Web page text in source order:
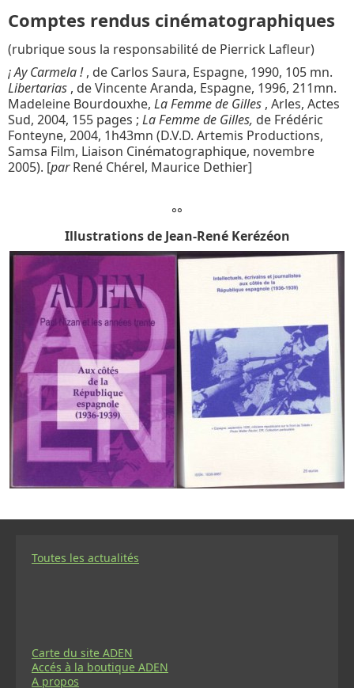
Comptes rendus cinématographiques
(rubrique sous la responsabilité de Pierrick Lafleur)
¡ Ay Carmela !, de Carlos Saura, Espagne, 1990, 105 mn.
Libertarias , de Vincente Aranda, Espagne, 1996, 211mn.
Madeleine Bourdouxhe, La Femme de Gilles , Arles, Actes
Sud, 2004, 155 pages ; La Femme de Gilles, de Frédéric
Fonteyne, 2004, 1h43mn (D.V.D. Artemis Productions,
Samsa Film, Liaison Cinématographique, novembre
2005). [par René Chérel, Maurice Dethier]
°°
Illustrations de Jean-René Kerézéon
Toutes les actualités
Carte du site ADEN
Accés à la boutique ADEN
A propos